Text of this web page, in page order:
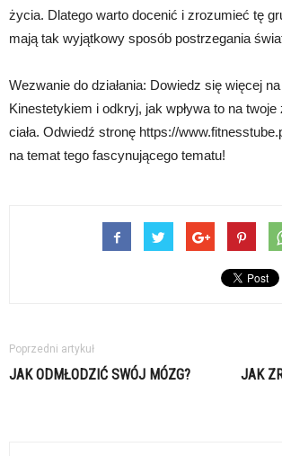
życia. Dlatego warto docenić i zrozumieć tę
mają tak wyjątkowy sposób postrzegania
Wezwanie do działania: Dowiedz się więcej
Kinestetykiem i odkryj, jak wpływa to na twoje
ciała. Odwiedź stronę https://
na temat tego fascynującego tematu!
Poprzedni artykuł
JAK ODMŁODZIĆ SWÓJ MÓZG?
JAK